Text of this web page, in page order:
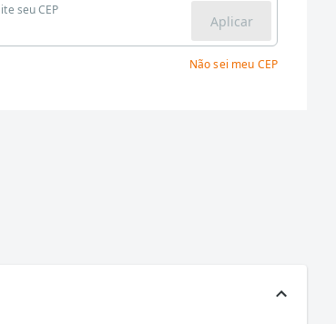
seu CEP
Aplicar
Não sei meu CEP